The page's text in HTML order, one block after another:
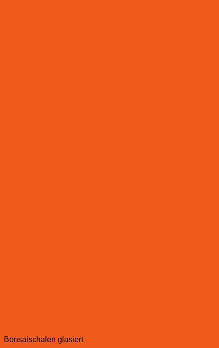
Bonsaischalen glasiert